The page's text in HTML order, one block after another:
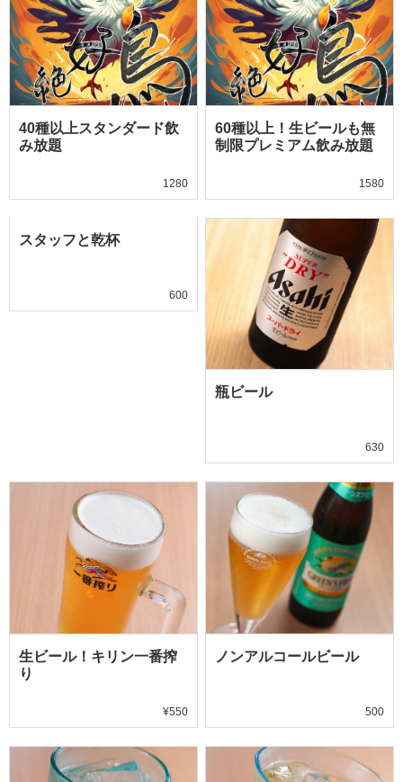
40種以上スタンダード飲
み放題
1280
60種以上！生ビールも無
制限プレミアム飲み放題
1580
スタッフと乾杯
600
瓶ビール
630
生ビール！キリン一番搾
り
¥550
ノンアルコールビール
500